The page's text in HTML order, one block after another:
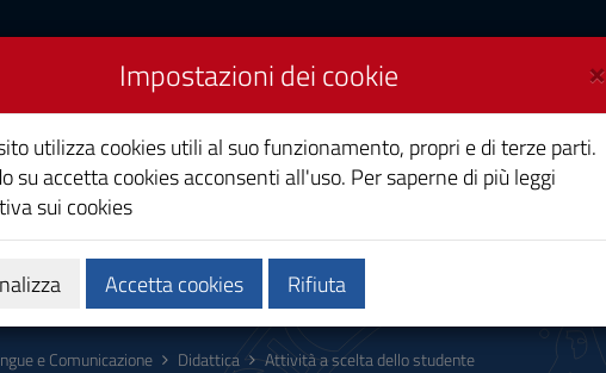
Calendari e orari Qualità e miglioramento
e Comunicazione Didattica Attività a scelta dello studente
×
Impostazioni dei cookie
utilizza cookies utili al suo funzionamento, propri e di terze parti.
su accetta cookies acconsenti all'uso. Per saperne di più leggi
sui cookies
Accetta cookies Rifiuta